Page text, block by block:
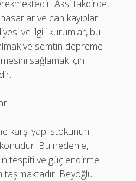
Aksi takdirde,
ve can kayıpları
ve ilgili kurumlar, bu
ve semtin depreme
sağlamak için
karşı yapı stokunun
Bu nedenle,
tespiti ve güçlendirme
Beyoğlu